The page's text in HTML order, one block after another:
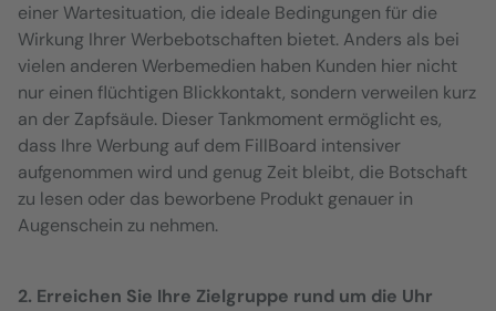
einer Wartesituation, die ideale Bedingungen für die
Wirkung Ihrer Werbebotschaften bietet. Anders als bei
vielen anderen Werbemedien haben Kunden hier nicht
nur einen flüchtigen Blickkontakt, sondern verweilen kurz
an der Zapfsäule. Dieser Tankmoment ermöglicht es,
dass Ihre Werbung auf dem FillBoard intensiver
aufgenommen wird und genug Zeit bleibt, die Botschaft
zu lesen oder das beworbene Produkt genauer in
Augenschein zu nehmen.
2. Erreichen Sie Ihre Zielgruppe rund um die Uhr